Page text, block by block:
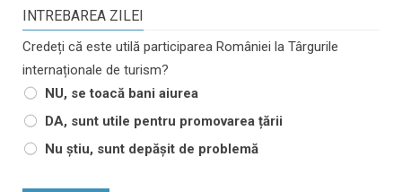
INTREBAREA ZILEI
Credeți că este utilă participarea României la Târgurile
internaționale de turism?
NU, se toacă bani aiurea
DA, sunt utile pentru promovarea țării
Nu știu, sunt depășit de problemă